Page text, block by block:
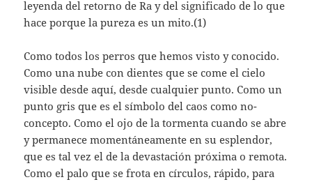
leyenda del retorno de Ra y del significado de lo que
hace porque la pureza es un mito.(1)
Como todos los perros que hemos visto y conocido.
Como una nube con dientes que se come el cielo
visible desde aquí, desde cualquier punto. Como un
punto gris que es el símbolo del caos como no-
concepto. Como el ojo de la tormenta cuando se abre
y permanece momentáneamente en su esplendor,
que es tal vez el de la devastación próxima o remota.
Como el palo que se frota en círculos, rápido, para